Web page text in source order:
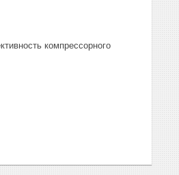
компрессорного